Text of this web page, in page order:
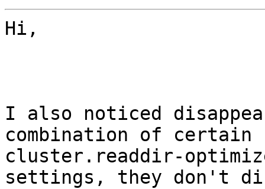
Hi,
I also noticed
combination of
cluster.readdir-
settings, they don't